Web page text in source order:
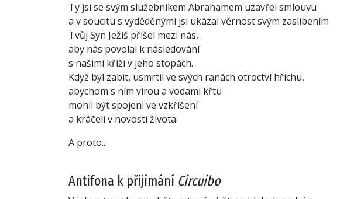
Ty jsi se svým služebníkem Abrahamem uzavřel smlouvu
a v soucitu s vyděděnými jsi ukázal věrnost svým zaslíbením
Tvůj Syn Ježíš přišel mezi nás,
aby nás povolal k následování
s našimi kříži v jeho stopách.
Když byl zabit, usmrtil ve svých ranách otroctví hříchu,
abychom s ním vírou a vodami křtu
mohli být spojeni ve vzkříšení
a kráčeli v novosti života.
A proto...
Antifona k přijímání Circuibo